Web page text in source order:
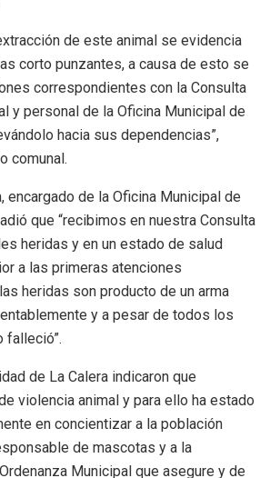
de este animal se evidencia
corto punzantes, a causa de esto se
correspondientes con la Consulta
y personal de la Oficina Municipal de
hacia sus dependencias”,
comunal.
encargado de la Oficina Municipal de
que “recibimos en nuestra Consulta
heridas y en un estado de salud
a las primeras atenciones
heridas son producto de un arma
y a pesar de todos los
de La Calera indicaron que
violencia animal y para ello ha estado
en concientizar a la población
de mascotas y a la
Municipal que asegure y de